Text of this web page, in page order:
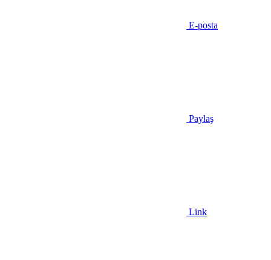
E-posta
Paylaş
Link